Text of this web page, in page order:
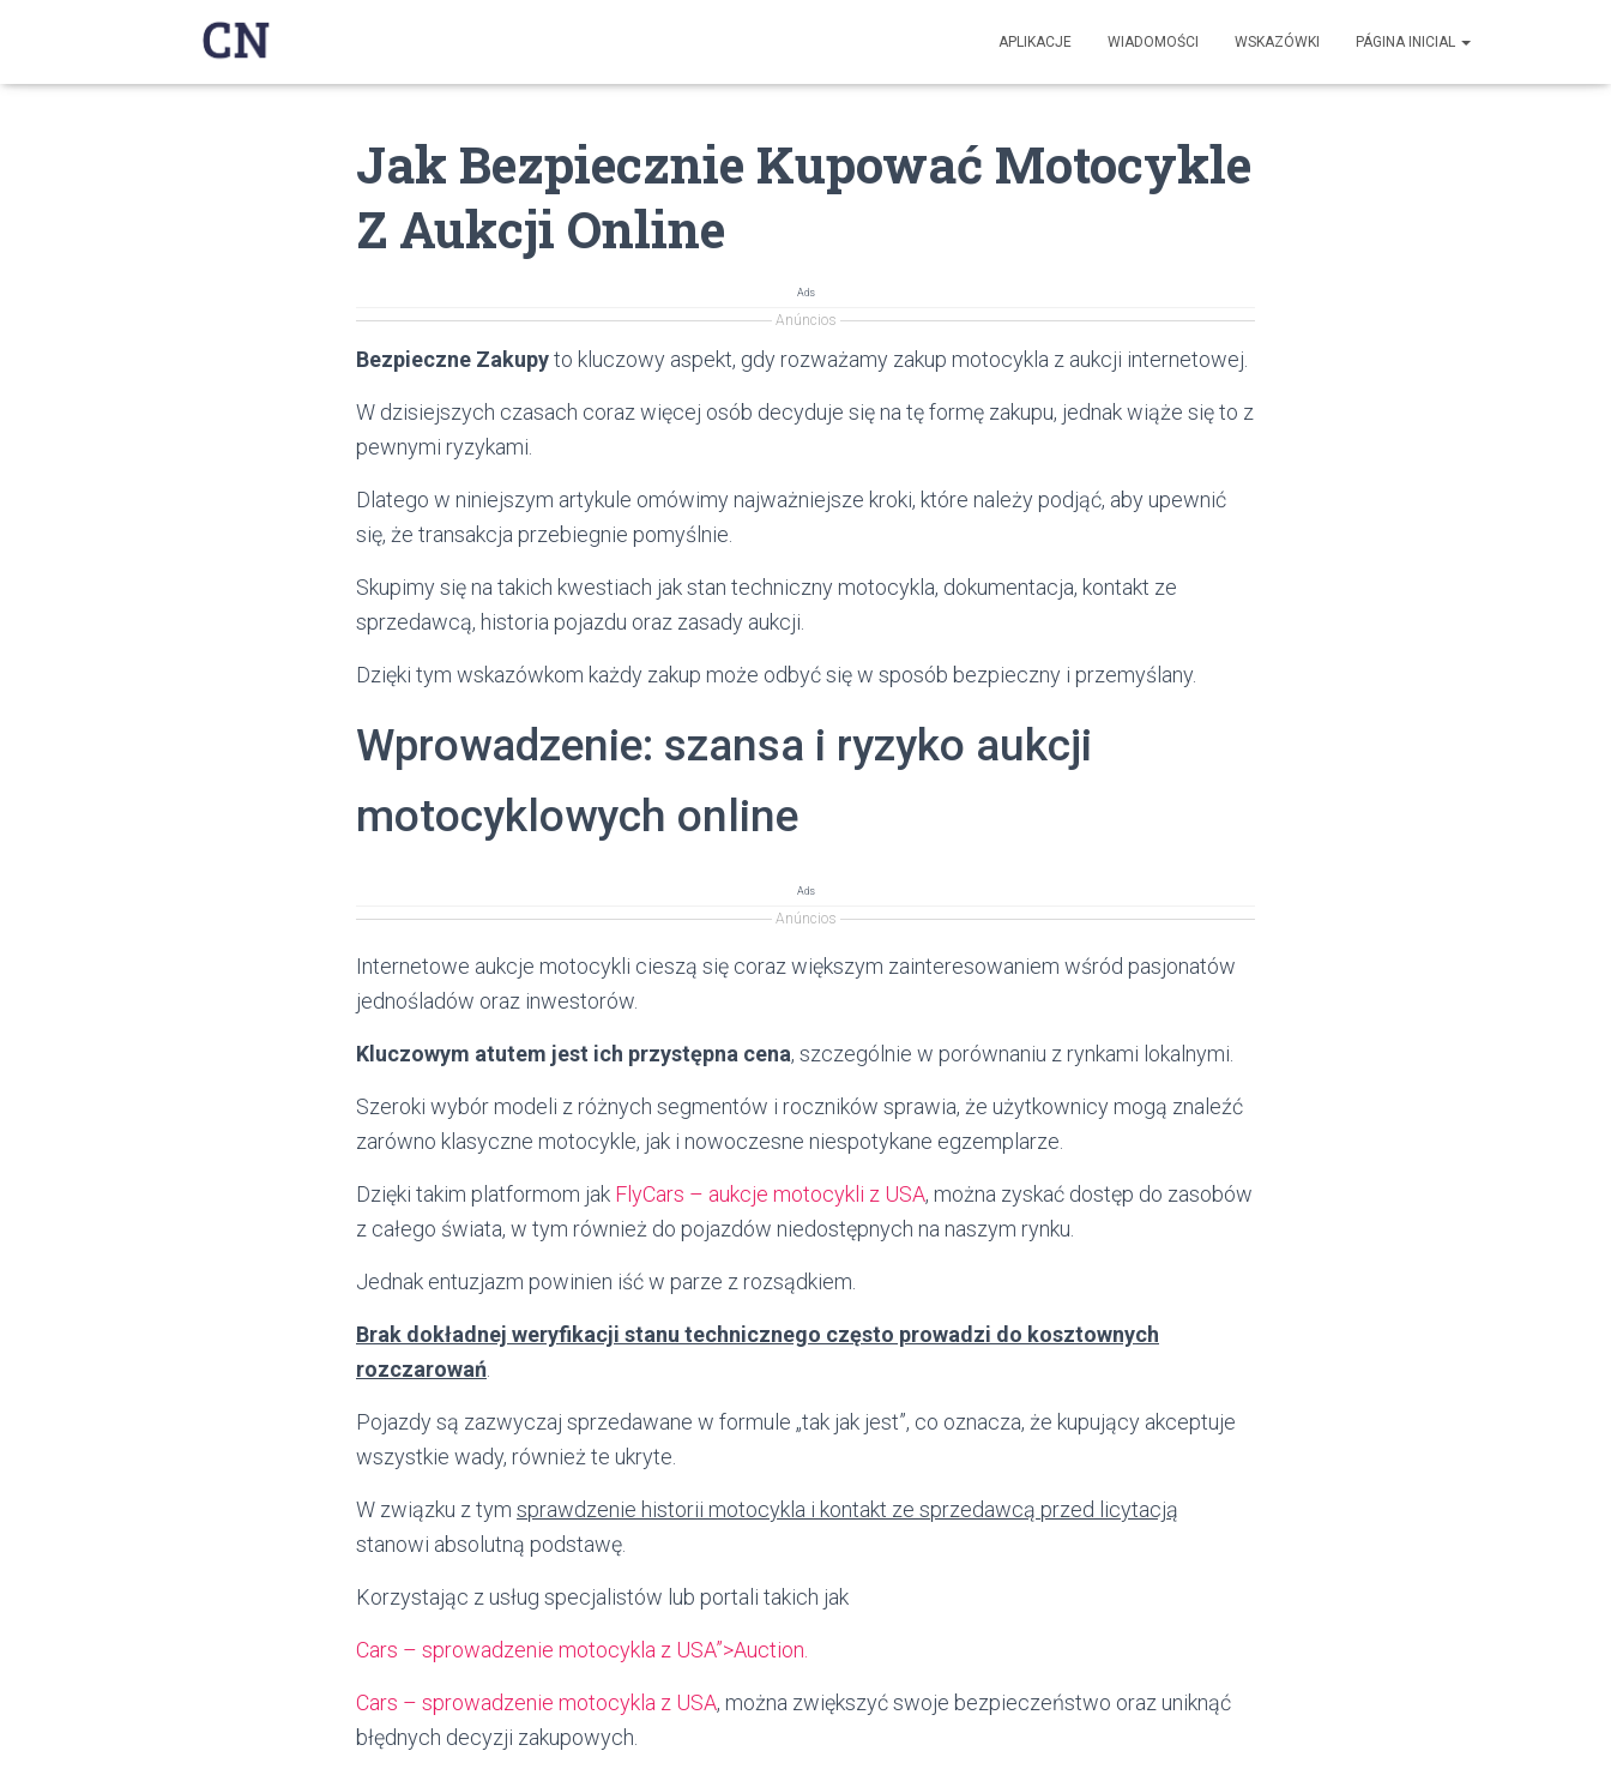
APLIKACJE WIADOMOŚCI WSKAZÓWKI PÁGINA INICIAL
Jak Bezpiecznie Kupować Motocykle
Z Aukcji Online
Ads
Anúncios
Bezpieczne Zakupyto kluczowy aspekt, gdy rozważamy zakup motocykla z aukcji internetowej.
W dzisiejszych czasach coraz więcej osób decyduje się na tę formę zakupu, jednak wiąże się to z
pewnymi ryzykami.
Dlatego w niniejszym artykule omówimy najważniejsze kroki, które należy podjąć, aby upewnić
się, że transakcja przebiegnie pomyślnie.
Skupimy się na takich kwestiach jak stan techniczny motocykla, dokumentacja, kontakt ze
sprzedawcą, historia pojazdu oraz zasady aukcji.
Dzięki tym wskazówkom każdy zakup może odbyć się w sposób bezpieczny i przemyślany.
Wprowadzenie: szansa i ryzyko aukcji
motocyklowych online
Ads
Anúncios
Internetowe aukcje motocykli cieszą się coraz większym zainteresowaniem wśród pasjonatów
jednośladów oraz inwestorów.
Kluczowym atutem jest ich przystępna cena, szczególnie w porównaniu z rynkami lokalnymi.
Szeroki wybór modeli z różnych segmentów i roczników sprawia, że użytkownicy mogą znaleźć
zarówno klasyczne motocykle, jak i nowoczesne niespotykane egzemplarze.
Dzięki takim platformom jak FlyCars – aukcje motocykli z USA, można zyskać dostęp do zasobów
z całego świata, w tym również do pojazdów niedostępnych na naszym rynku.
Jednak entuzjazm powinien iść w parze z rozsądkiem.
Brak dokładnej weryfikacji stanu technicznego często prowadzi do kosztownych
rozczarowań
Pojazdy są zazwyczaj sprzedawane w formule „tak jak jest”, co oznacza, że kupujący akceptuje
wszystkie wady, również te ukryte.
W związku z tym sprawdzenie historii motocykla i kontakt ze sprzedawcą przed licytacją
stanowi absolutną podstawę.
Korzystając z usług specjalistów lub portali takich jak
Cars – sprowadzenie motocykla z USA”>Auction.
Cars – sprowadzenie motocykla z USA, można zwiększyć swoje bezpieczeństwo oraz uniknąć
błędnych decyzji zakupowych.